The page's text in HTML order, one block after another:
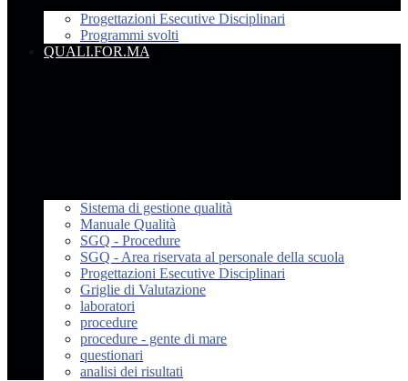
Progettazioni Esecutive Disciplinari
Programmi svolti
QUALI.FOR.MA
Sistema di gestione qualità
Manuale Qualità
SGQ - Procedure
SGQ - Area riservata al personale della scuola
Progettazioni Esecutive Disciplinari
Griglie di Valutazione
laboratori
procedure
procedure - gente di mare
questionari
analisi dei risultati